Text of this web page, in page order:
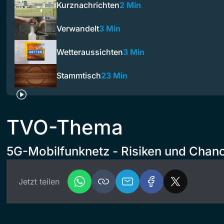
Kurznachrichten2 Min
Verwandelt3 Min
Wetteraussichten3 Min
Stammtisch23 Min
TVO-Thema
5G-Mobilfunknetz - Risiken und
Jetzt teilen